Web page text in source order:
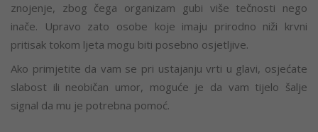
znojenje, zbog čega organizam gubi više tečnosti nego
inače. Upravo zato osobe koje imaju prirodno niži krvni
pritisak tokom ljeta mogu biti posebno osjetljive.
Ako primjetite da vam se pri ustajanju vrti u glavi, osjećate
slabost ili neobičan umor, moguće je da vam tijelo šalje
signal da mu je potrebna pomoć.